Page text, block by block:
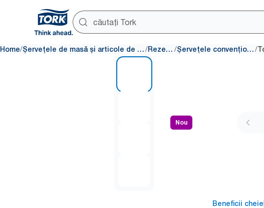
Home/ Șervețele de masă și articole de masă / Rezerve / Șervețele convenționale/
Nou
1 of 4
Beneficii cheie